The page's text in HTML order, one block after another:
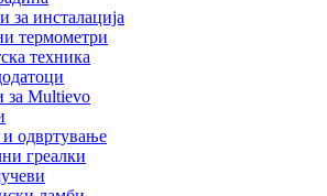
за инсталација
термометри
техника
за Multievo
одвртување
греалки